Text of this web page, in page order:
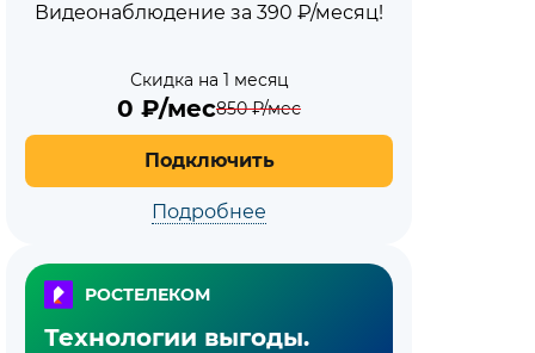
Видеонаблюдение за 390 ₽/месяц!
Скидка на 1 месяц
0 ₽/мес850₽/мес
Подключить
Подробнее
РОСТЕЛЕКОМ
Технологии выгоды.